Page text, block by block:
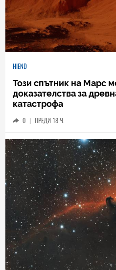
HIEND
Този спътник на Марс
доказателства за
катастрофа
0 | ПРЕДИ 18 Ч.